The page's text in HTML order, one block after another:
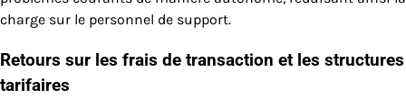
charge sur le personnel de support.
Retours sur les frais de transaction et les structures
tarifaires